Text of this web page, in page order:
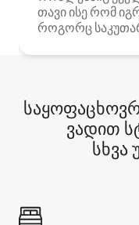
თავი ისე რომ
როგორც
ვადით
სხვა